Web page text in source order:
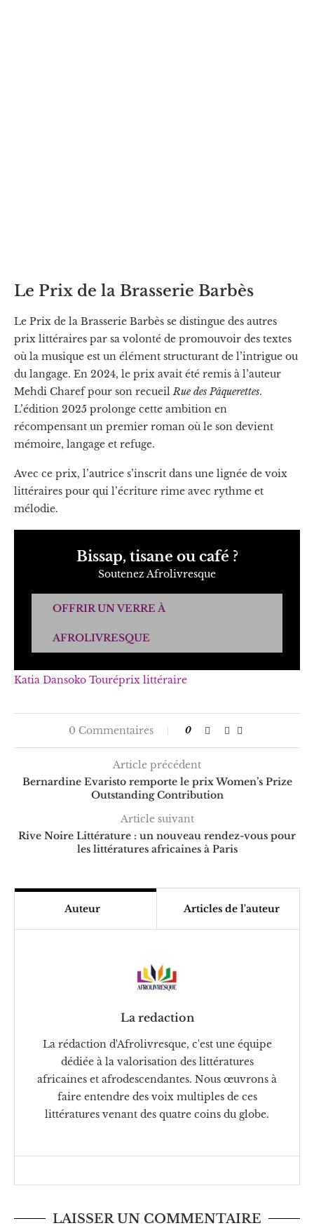
Le Prix de la Brasserie Barbès
Le Prix de la Brasserie Barbès se distingue des autres
prix littéraires par sa volonté de promouvoir des textes
où la musique est un élément structurant de l’intrigue ou
du langage. En 2024, le prix avait été remis à l’auteur
Mehdi Charef pour son recueilRue des Pâquerettes.
L’édition 2025 prolonge cette ambition en
récompensant un premier roman où le son devient
mémoire, langage et refuge.
Avec ce prix, l’autrice s’inscrit dans une lignée de voix
littéraires pour qui l’écriture rime avec rythme et
mélodie.
Bissap, tisane ou café ?
Soutenez Afrolivresque
OFFRIR UN VERRE À
AFROLIVRESQUE
Katia Dansoko Touréprix littéraire
0 Commentaires 0
Article précédent
Bernardine Evaristo remporte le prix Women’s Prize
Outstanding Contribution
Article suivant
Rive Noire Littérature : un nouveau rendez-vous pour
les littératures africaines à Paris
Auteur Articles de l'auteur
La redaction
La rédaction d'Afrolivresque, c'est une équipe
dédiée à la valorisation des littératures
africaines et afrodescendantes. Nous œuvrons à
faire entendre des voix multiples de ces
littératures venant des quatre coins du globe.
LAISSER UN COMMENTAIRE